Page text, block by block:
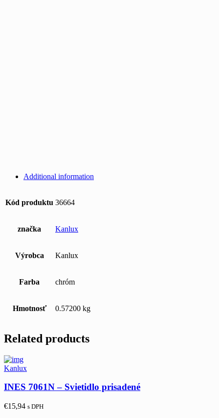
Additional information
Kód produktu 36664
značka Kanlux
Výrobca Kanlux
Farba chróm
Hmotnosť 0.57200 kg
Related products
Kanlux
INES 7061N – Svietidlo prisadené
€15,94 s DPH